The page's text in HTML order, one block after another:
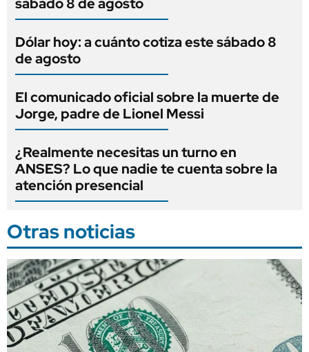
Dólar hoy: a cuánto cotiza este sábado 8
de agosto
El comunicado oficial sobre la muerte de
Jorge, padre de Lionel Messi
¿Realmente necesitas un turno en
ANSES? Lo que nadie te cuenta sobre la
atención presencial
Otras noticias